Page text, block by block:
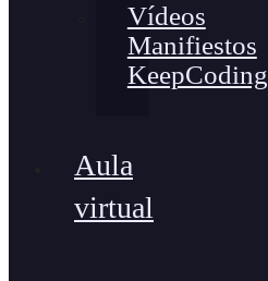
Vídeos
Manifiestos
KeepCoding
Aula
virtual